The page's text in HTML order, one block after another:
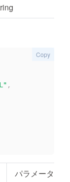
,
Copy
パラメーター